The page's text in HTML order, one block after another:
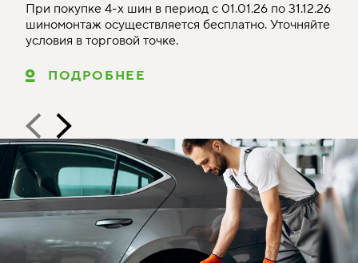
При покупке 4-х шин в период с 01.01.26 по 31.12.26
шиномонтаж осуществляется бесплатно. Уточняйте
условия в торговой точке.
ПОДРОБНЕЕ